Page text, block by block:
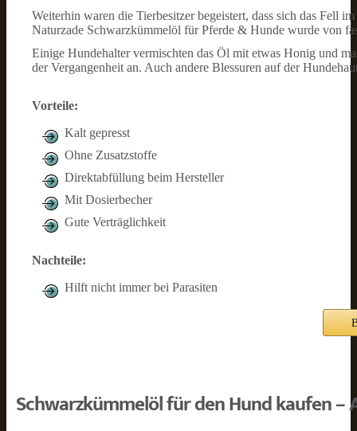
Weiterhin waren die Tierbesitzer begeistert, dass sich das Fell
Naturzade Schwarzkümmelöl für Pferde & Hunde wurde von
Einige Hundehalter vermischten das Öl mit etwas Honig und
der Vergangenheit an. Auch andere Blessuren auf der
Vorteile:
Kalt gepresst
Ohne Zusatzstoffe
Direktabfüllung beim Hersteller
Mit Dosierbecher
Gute Verträglichkeit
Nachteile:
Hilft nicht immer bei Parasiten
Schwarzkümmelöl für den Hund kaufen